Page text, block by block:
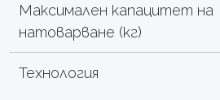
Максимален капацитет на
натоварване (кг)
Технология